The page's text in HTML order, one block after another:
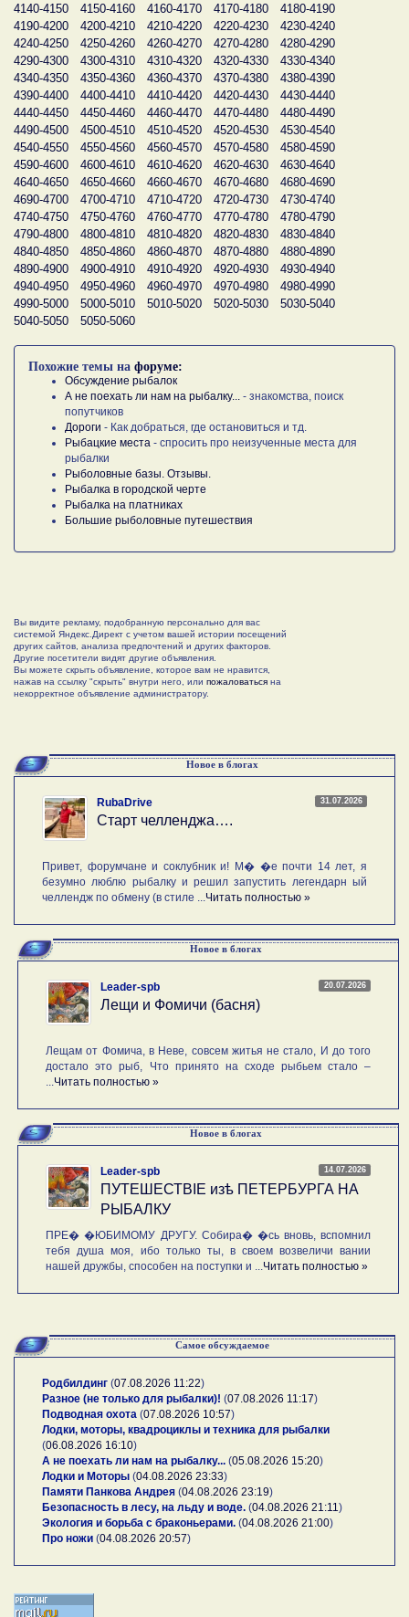
4140-4150
4150-4160 4160-4170 4170-4180
4180-4190
4190-4200
4200-4210 4210-4220 4220-4230
4230-4240
4240-4250
4250-4260 4260-4270 4270-4280
4280-4290
4290-4300
4300-4310 4310-4320 4320-4330
4330-4340
4340-4350
4350-4360 4360-4370 4370-4380
4380-4390
4390-4400
4400-4410 4410-4420 4420-4430
4430-4440
4440-4450
4450-4460 4460-4470 4470-4480
4480-4490
4490-4500
4500-4510 4510-4520 4520-4530
4530-4540
4540-4550
4550-4560 4560-4570 4570-4580
4580-4590
4590-4600
4600-4610 4610-4620 4620-4630
4630-4640
4640-4650
4650-4660 4660-4670 4670-4680
4680-4690
4690-4700
4700-4710 4710-4720 4720-4730
4730-4740
4740-4750
4750-4760 4760-4770 4770-4780
4780-4790
4790-4800
4800-4810 4810-4820 4820-4830
4830-4840
4840-4850
4850-4860 4860-4870 4870-4880
4880-4890
4890-4900
4900-4910 4910-4920 4920-4930
4930-4940
4940-4950
4950-4960 4960-4970 4970-4980
4980-4990
4990-5000
5000-5010 5010-5020 5020-5030
5030-5040
5040-5050
5050-5060
Похожие темы на форуме:
Обсуждение рыбалок
А не поехать ли нам на рыбалку...
- знакомства, поиск
попутчиков
Дороги - Как добраться, где остановиться и тд.
Рыбацкие места - спросить про неизученные места для
рыбалки
Рыболовные базы. Отзывы.
Рыбалка в городской черте
Рыбалка на платниках
Большие рыболовные путешествия
Вы видите рекламу, подобранную персонально для вас
системой Яндекс.Директ с учетом вашей истории посещений
других сайтов, анализа предпочтений и других факторов.
Другие посетители видят другие объявления.
Вы можете скрыть объявление, которое вам не нравится,
нажав на ссылку "скрыть" внутри него, или пожаловаться на
некорректное объявление администратору.
Новое в блогах
31.07.2026
RubaDrive
Старт челленджа….
Привет, форумчане и соклубник и! М� �е почти 14 лет, я
безумно люблю рыбалку и решил запустить легендарн ый
челлендж по обмену (в стиле ... Читать полностью »
Новое в блогах
20.07.2026
Leader-spb
Лещи и Фомичи (басня)
Лещам от Фомича, в Неве, совсем житья не стало, И до того
достало это рыб, Что принято на сходе рыбьем стало –
Читать полностью »
Новое в блогах
14.07.2026
Leader-spb
ПУТЕШЕСТВIE изѣ ПЕТЕРБУРГА НА
РЫБАЛКУ
ПРЕ� �ЮБИМОМУ ДРУГУ. Собира� �сь вновь, вспомнил
тебя душа моя, ибо только ты, в своем возвеличи вании
нашей дружбы, способен на поступки и ... Читать полностью »
Самое обсуждаемое
Родбилдинг (07.08.2026 11:22)
Разное (не только для рыбалки)! (07.08.2026 11:17)
Подводная охота (07.08.2026 10:57)
Лодки, моторы, квадроциклы и техника для рыбалки
(06.08.2026 16:10)
А не поехать ли нам на рыбалку... (05.08.2026 15:20)
Лодки и Моторы (04.08.2026 23:33)
Памяти Панкова Андрея (04.08.2026 23:19)
Безопасность в лесу, на льду и воде. (04.08.2026 21:11 )
Экология и борьба с браконьерами. (04.08.2026 21:00)
Про ножи (04.08.2026 20:57)